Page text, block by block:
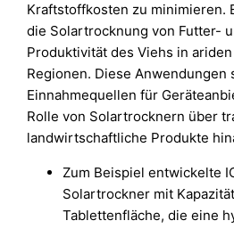
Kraftstoffkosten zu minimieren.
die Solartrocknung von Futter-
Produktivität des Viehs in
Regionen. Diese Anwendungen
Einnahmequellen für
Rolle von Solartrocknern über
landwirtschaftliche Produkte
Zum Beispiel entwickelte
Solartrockner mit
Tablettenfläche, die eine